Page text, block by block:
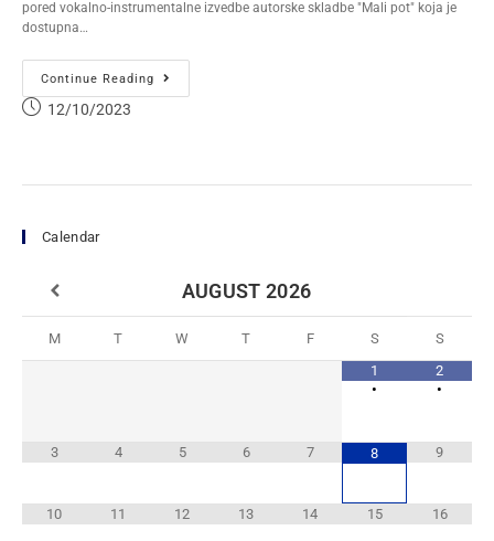
pored vokalno-instrumentalne izvedbe autorske skladbe "Mali pot" koja je
dostupna…
Continue Reading
12/10/2023
Calendar
AUGUST 2026
M T W T F S
S
1
•
2
•
3 4 5 6 7 8 9
10 11 12 13 14 15 16